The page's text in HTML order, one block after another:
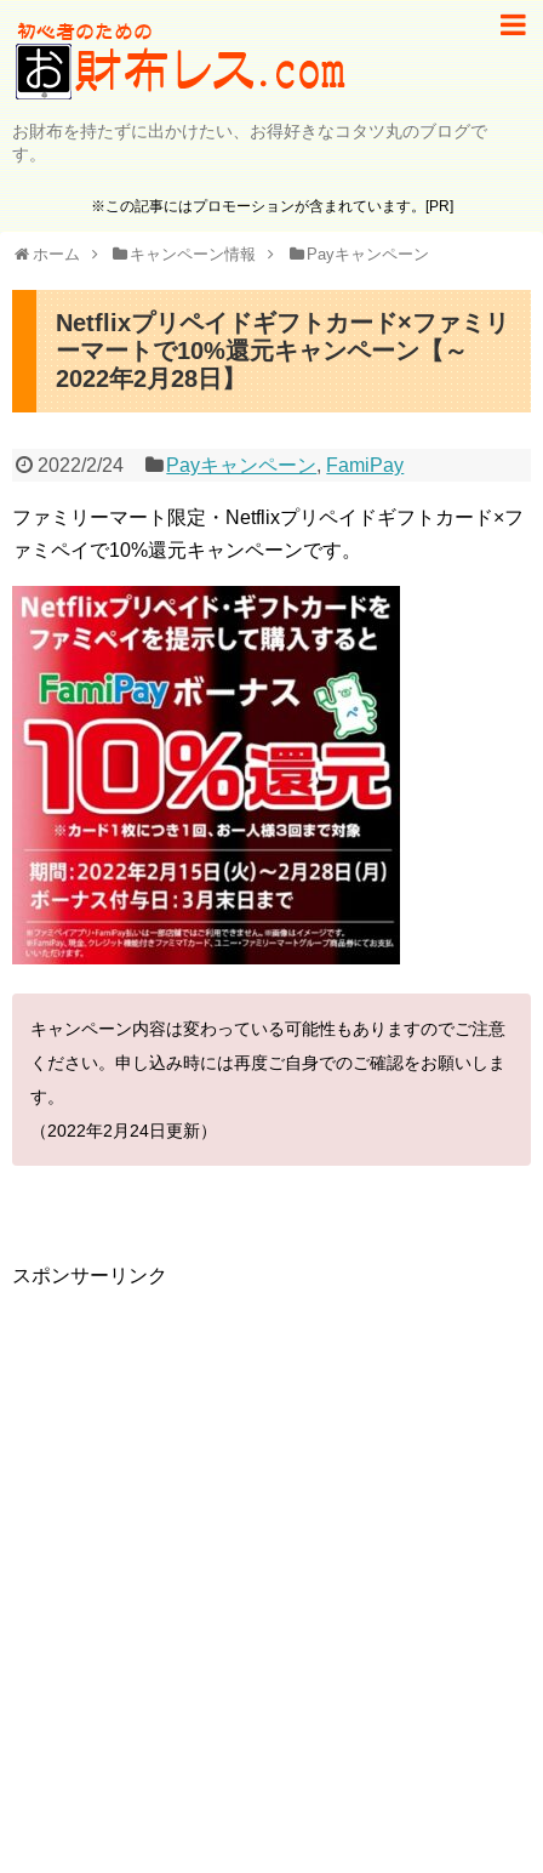
お財布を持たずに出かけたい、お得好きなコタツ丸のブログで
す。
※この記事にはプロモーションが含まれています。[PR]
ホーム キャンペーン情報 Payキャンペーン
Netflixプリペイドギフトカード×ファミリ
ーマートで10%還元キャンペーン【～
2022年2月28日】
2022/2/24 Payキャンペーン, FamiPay
ファミリーマート限定・Netflixプリペイドギフトカード×フ
ァミペイで10%還元キャンペーンです。
キャンペーン内容は変わっている可能性もありますのでご注意
ください。申し込み時には再度ご自身でのご確認をお願いしま
す。
（2022年2月24日更新）
スポンサーリンク